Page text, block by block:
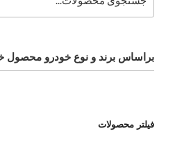
براساس برند و نوع خودرو محصول
فیلتر محصولات